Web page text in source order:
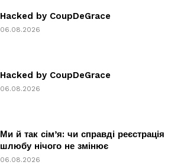
Hacked by CoupDeGrace
06.08.2026
Hacked by CoupDeGrace
06.08.2026
Ми й так сім’я: чи справді реєстрація
шлюбу нічого не змінює
06.08.2026